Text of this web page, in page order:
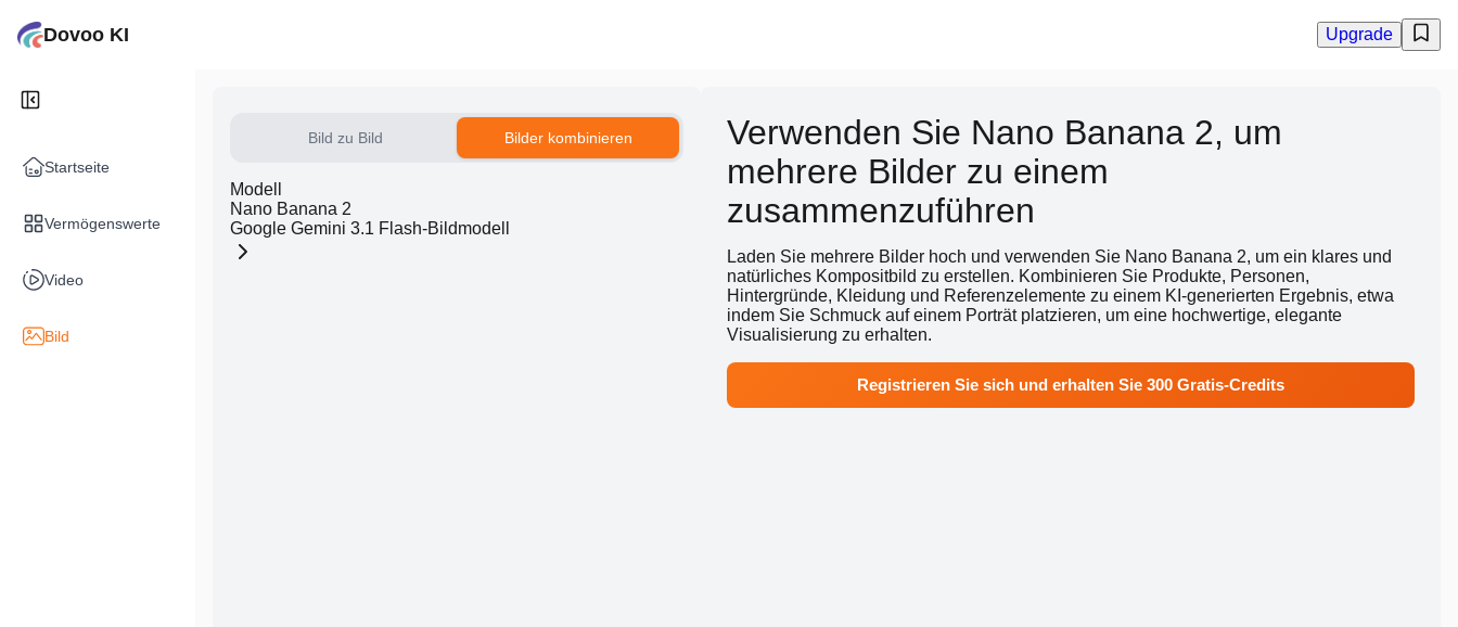
Dovoo KI Upgrade
Startseite
Vermögenswerte
Video
Bild
Bild zu Bild Bilder kombinieren
Modell
Nano Banana 2
Google Gemini 3.1 Flash-Bildmodell
Verwenden Sie Nano Banana 2, um
mehrere Bilder zu einem
zusammenzuführen
Laden Sie mehrere Bilder hoch und verwenden Sie Nano Banana 2, um ein klares und
natürliches Kompositbild zu erstellen. Kombinieren Sie Produkte, Personen,
Hintergründe, Kleidung und Referenzelemente zu einem KI-generierten Ergebnis, etwa
indem Sie Schmuck auf einem Porträt platzieren, um eine hochwertige, elegante
Visualisierung zu erhalten.
Registrieren Sie sich und erhalten Sie 300 Gratis-Credits